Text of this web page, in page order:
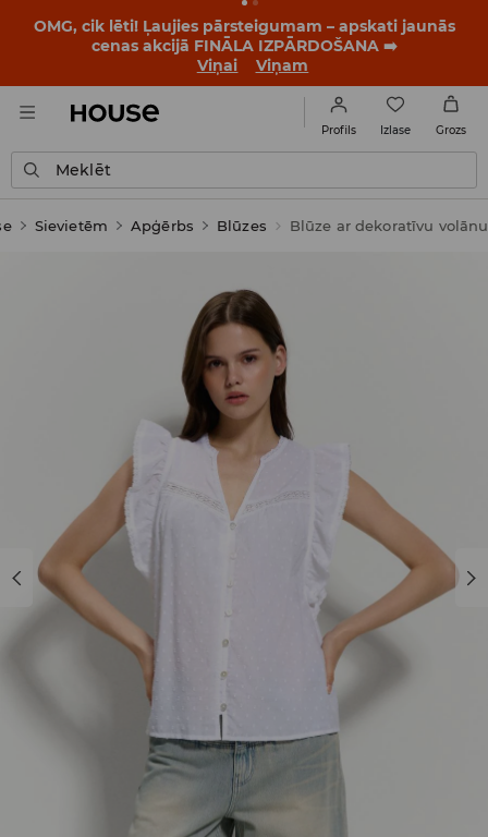
OMG, cik lēti! Ļaujies pārsteigumam – apskati jaunās
cenas akcijā FINĀLA IZPĀRDOŠANA ➡️
Viņai
Viņam
Profils Izlase Grozs
Meklēt
Sievietēm Apģērbs Blūzes Blūze ar dekoratīvu volānu